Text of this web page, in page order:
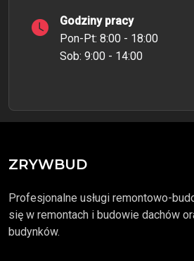
Godziny pracy
Pon-Pt: 8:00 - 18:00
Sob: 9:00 - 14:00
ZRYWBUD
Profesjonalne usługi remontowo-
się w remontach i budowie dachów
budynków.